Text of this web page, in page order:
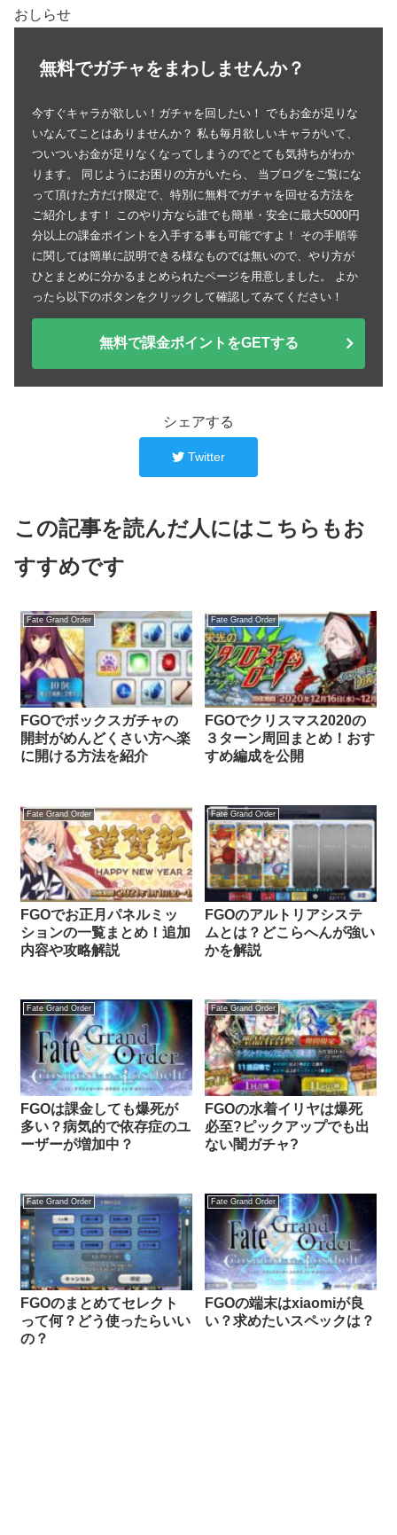
おしらせ
無料でガチャをまわしませんか？
今すぐキャラが欲しい！ガチャを回したい！ でもお金が足りな
いなんてことはありませんか？ 私も毎月欲しいキャラがいて、
ついついお金が足りなくなってしまうのでとても気持ちがわか
ります。 同じようにお困りの方がいたら、 当ブログをご覧にな
って頂けた方だけ限定で、特別に無料でガチャを回せる方法を
ご紹介します！ このやり方なら誰でも簡単・安全に最大5000円
分以上の課金ポイントを入手する事も可能ですよ！ その手順等
に関しては簡単に説明できる様なものでは無いので、やり方が
ひとまとめに分かるまとめられたページを用意しました。 よか
ったら以下のボタンをクリックして確認してみてください！
無料で課金ポイントをGETする
シェアする
Twitter
この記事を読んだ人にはこちらもお
すすめです
Fate Grand Order
FGOでボックスガチャの
開封がめんどくさい方へ楽
に開ける方法を紹介
Fate Grand Order
FGOでクリスマス2020の
３ターン周回まとめ！おす
すめ編成を公開
Fate Grand Order
FGOでお正月パネルミッ
ションの一覧まとめ！追加
内容や攻略解説
Fate Grand Order
FGOのアルトリアシステ
ムとは？どこらへんが強い
かを解説
Fate Grand Order
FGOは課金しても爆死が
多い？病気的で依存症のユ
ーザーが増加中？
Fate Grand Order
FGOの水着イリヤは爆死
必至?ピックアップでも出
ない闇ガチャ?
Fate Grand Order
FGOのまとめてセレクト
って何？どう使ったらいい
の？
Fate Grand Order
FGOの端末はxiaomiが良
い？求めたいスペックは？